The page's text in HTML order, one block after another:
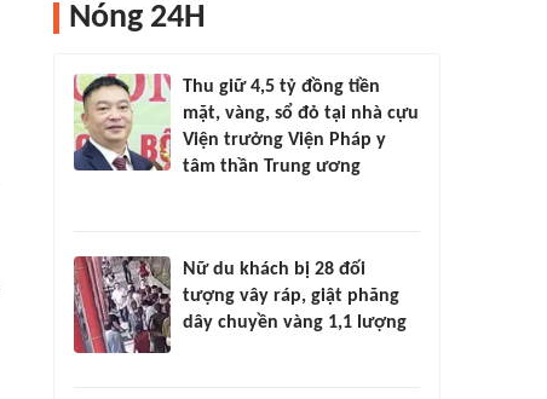
Nóng 24H
Thu giữ 4,5 tỷ đồng tiền
mặt, vàng, sổ đỏ tại nhà cựu
Viện trưởng Viện Pháp y
tâm thần Trung ương
Nữ du khách bị 28 đối
tượng vây ráp, giật phăng
dây chuyền vàng 1,1 lượng